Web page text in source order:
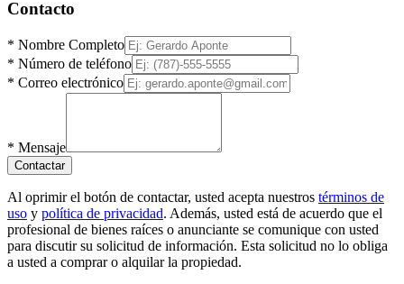
Contacto
* Nombre Completo
* Número de teléfono
* Correo electrónico
* Mensaje
Contactar
Al oprimir el botón de contactar, usted acepta nuestros términos de
uso y política de privacidad. Además, usted está de acuerdo que el
profesional de bienes raíces o anunciante se comunique con usted
para discutir su solicitud de información. Esta solicitud no lo obliga
a usted a comprar o alquilar la propiedad.